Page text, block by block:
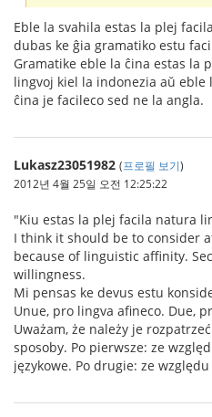
Eble la svahila estas la plej
dubas ke ĝia gramatiko estu
Gramatike eble la ĉina estas la
lingvoj kiel la indonezia aŭ eble
ĉina je facileco sed ne la angla.
Lukasz23051982 (프로필 보기)
2012년 4월 25일 오전 12:25:22
"Kiu estas la plej facila natura
I think it should be to consider
because of linguistic affinity.
willingness.
Mi pensas ke devus estu
Unue, pro lingva afineco. Due,
Uważam, że należy je
sposoby. Po pierwsze: ze
językowe. Po drugie: ze